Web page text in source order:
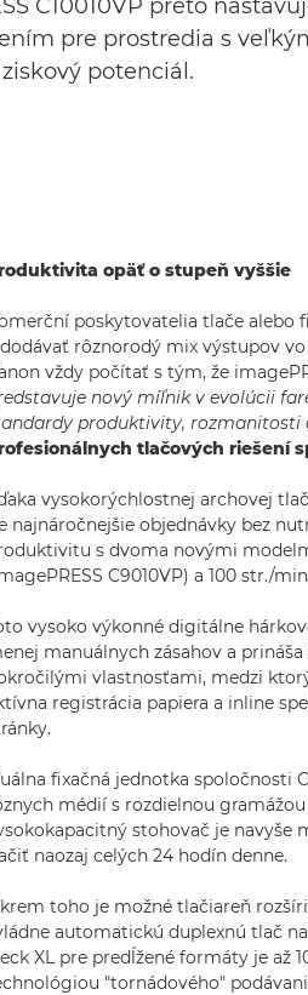
C10010VP preto
pre prostredia s
potenciál.
opäť o stupeň vyššie
poskytovatelia tlače
rôznorodý mix výstupov
vždy počítať s tým, že
nový míľnik v evolúcii
produktivity, rozmanitosti
tlačových riešení
vysokorýchlostnej archovej
najnáročnejšie objednávky bez
s dvoma novými
C9010VP) a 100 str./
vysoko výkonné digitálne
manuálnych zásahov a
vlastnosťami, medzi
registrácia papiera a inline
fixačná jednotka spoločnosti
médií s rozdielnou
stohovač je navyše
naozaj celých 24 hodín denne.
toho je možné tlačiareň
automatickú duplexnú tlač
XL pre predĺžené formáty je až
"tornádového"